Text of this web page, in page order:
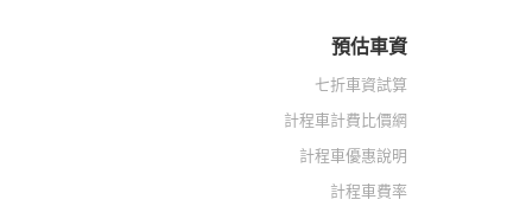
預估車資
七折車資試算
計程車計費比價網
計程車優惠說明
計程車費率